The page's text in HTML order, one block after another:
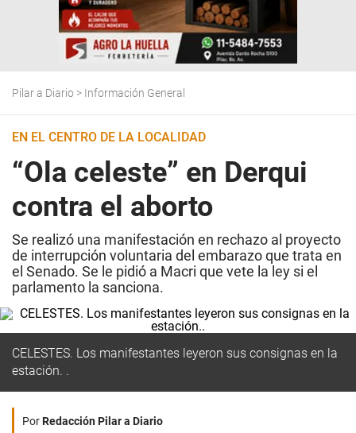
Pilar a Diario > Información General
EN EL CENTRO DE LA LOCALIDAD
“Ola celeste” en Derqui
contra el aborto
Se realizó una manifestación en rechazo al proyecto
de interrupción voluntaria del embarazo que trata en
el Senado. Se le pidió a Macri que vete la ley si el
parlamento la sanciona.
CELESTES. Los manifestantes leyeron sus consignas en la
estación. .
PorRedacción Pilar a Diario